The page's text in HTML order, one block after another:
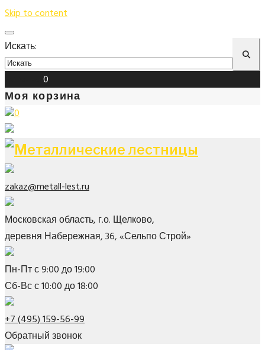
Skip to content
Искать:
0
Моя корзина
0
zakaz@metall-lest.ru
Московская область, г.о. Щелково,
деревня Набережная, 36, «Сельпо Строй»
Пн-Пт с 9:00 до 19:00
Сб-Вс с 10:00 до 18:00
+7 (495) 159-56-99
Обратный звонок